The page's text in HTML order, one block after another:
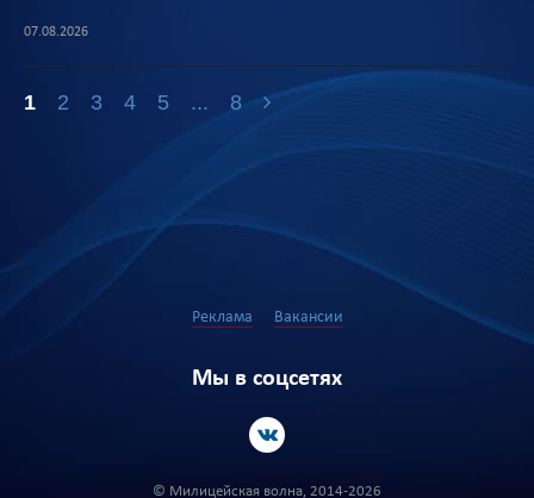
07.08.2026
1 2 3 4 5 ... 8
Реклама Вакансии
Мы в соцсетях
© Милицейская волна, 2014-2026